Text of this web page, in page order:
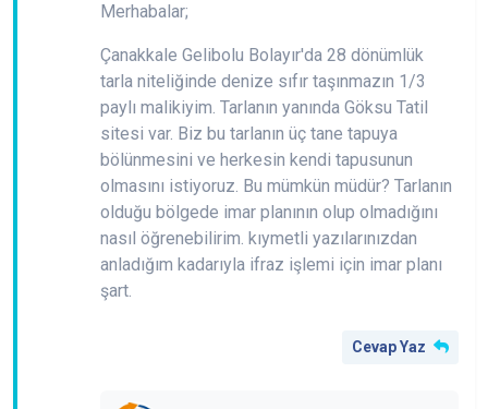
Merhabalar;
Çanakkale Gelibolu Bolayır'da 28 dönümlük
tarla niteliğinde denize sıfır taşınmazın 1/3
paylı malikiyim. Tarlanın yanında Göksu Tatil
sitesi var. Biz bu tarlanın üç tane tapuya
bölünmesini ve herkesin kendi tapusunun
olmasını istiyoruz. Bu mümkün müdür? Tarlanın
olduğu bölgede imar planının olup olmadığını
nasıl öğrenebilirim. kıymetli yazılarınızdan
anladığım kadarıyla ifraz işlemi için imar planı
şart.
Cevap Yaz